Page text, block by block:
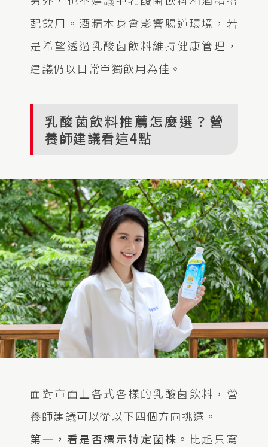
配飲用。酒精本身會影響腸道環境，若
是希望透過乳酸菌飲料維持健康管理，
建議仍以日常單獨飲用為佳。
乳酸菌飲料推薦怎麼選？營
養師建議看這4點
面對市面上各式各樣的乳酸菌飲料，營
養師建議可以從以下四個方向挑選。
第一，看是否標示特定菌株。 比起只寫